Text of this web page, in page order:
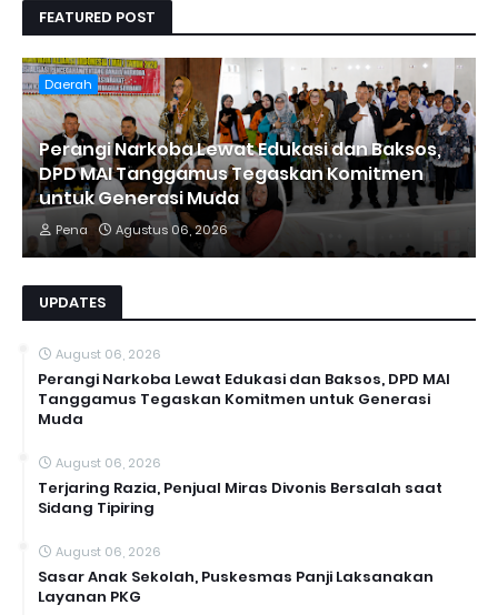
FEATURED POST
Daerah
Perangi Narkoba Lewat Edukasi dan Baksos,
DPD MAI Tanggamus Tegaskan Komitmen
untuk Generasi Muda
Pena Agustus 06, 2026
UPDATES
August 06, 2026
Perangi Narkoba Lewat Edukasi dan Baksos, DPD MAI
Tanggamus Tegaskan Komitmen untuk Generasi
Muda
August 06, 2026
Terjaring Razia, Penjual Miras Divonis Bersalah saat
Sidang Tipiring
August 06, 2026
Sasar Anak Sekolah, Puskesmas Panji Laksanakan
Layanan PKG